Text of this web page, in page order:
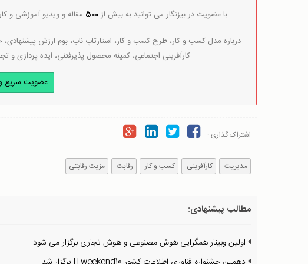
با عضویت در بیزنگار می توانید به بیش از500 مقاله و ویدیو آموزشی و
درباره مدل کسب و کار، طرح کسب و کار، استارتاپ ناب، بوم ارزش پیشنهادی،
کارآفرینی اجتماعی، کمینه محصول پذیرفتنی، ایده پردازی و
عضویت سریع و
اشتراک گذاری :
مدیریت کارآفرینی کسب و کار رقابت مزیت رقابتی
مطالب پیشنهادی:
اولین وبینار همگرایی هوش مصنوعی و هوش تجاری برگزار می شود